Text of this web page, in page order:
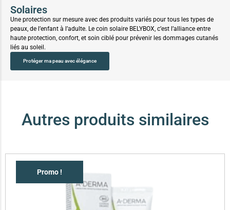
Solaires
Une protection sur mesure avec des produits variés pour tous les types de
peaux, de l’enfant à l’adulte. Le coin solaire BELYBOX, c’est l’alliance entre
haute protection, confort, et soin ciblé pour prévenir les dommages cutanés
liés au soleil.
Protéger ma peau avec élégance
Autres produits similaires
Promo !